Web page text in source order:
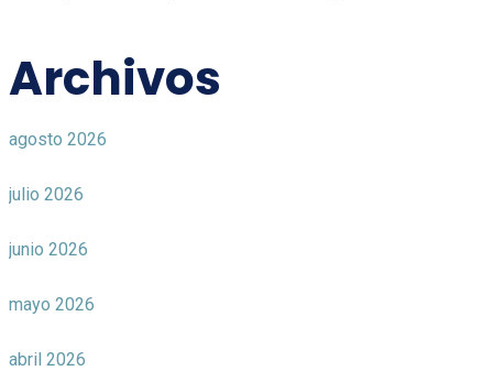
Archivos
agosto 2026
julio 2026
junio 2026
mayo 2026
abril 2026